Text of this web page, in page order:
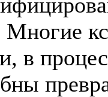
в